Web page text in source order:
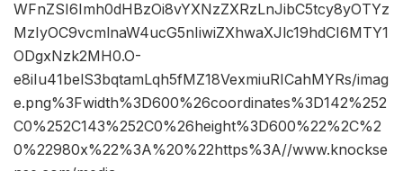
WFnZSI6Imh0dHBzOi8vYXNzZXRzLnJibC5tcy8yOTYz
MzIyOC9vcmlnaW4ucG5nIiwiZXhwaXJlc19hdCI6MTY1
ODgxNzk2MH0.O-
e8iIu41belS3bqtamLqh5fMZ18VexmiuRICahMYRs/imag
e.png%3Fwidth%3D600%26coordinates%3D142%252
C0%252C143%252C0%26height%3D600%22%2C%2
0%22980x%22%3A%20%22https%3A//www.knockse